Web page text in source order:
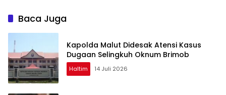
Kelola dan Pengawasan
DesaBaca Juga
Kapolda Malut Didesak Atensi Kasus
Dugaan Selingkuh Oknum Brimob
Haltim 14 Juli 2026